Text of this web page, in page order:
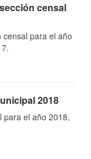
censal
para el año
2018
para el año 2018,